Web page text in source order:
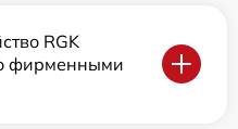
RGK
фирменными